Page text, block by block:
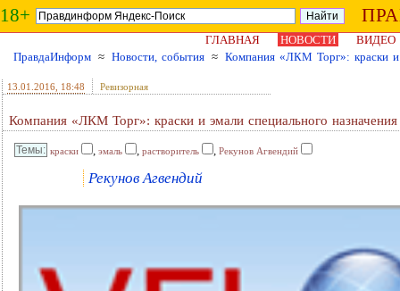
18+
ГЛАВНАЯ НОВОСТИ
ВИДЕО
ПравдаИнформ ≈ Новости, события ≈ Компания «ЛКМ Торг»: краски и
13.01.2016 , 18:48 Ревизорная
Компания «ЛКМ Торг»: краски и эмали специального назначения
краски , эмаль , растворитель , Рекунов Агвендий
Рекунов Агвендий